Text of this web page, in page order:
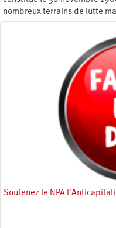
nombreux terrains de lutte
Soutenez le NPA